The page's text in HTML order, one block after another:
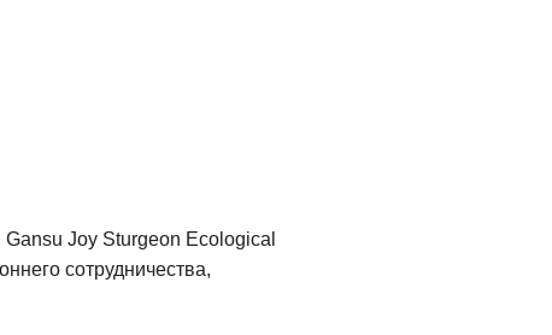
Joy Sturgeon Ecological
сотрудничества,